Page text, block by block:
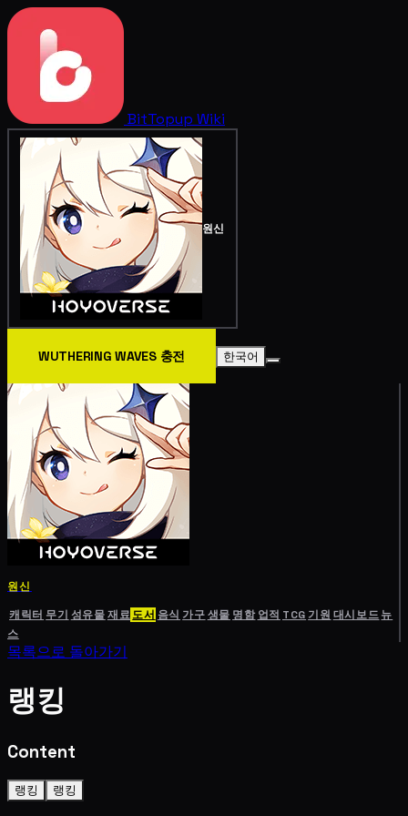
BitTopup Wiki
원신
WUTHERING WAVES 충전 한국어
원신
캐릭터 무기 성유물재료도서 음식 가구생물 명함 업적 TCG기원 대시보드뉴
스
목록으로 돌아가기
랭킹
Content
랭킹 랭킹